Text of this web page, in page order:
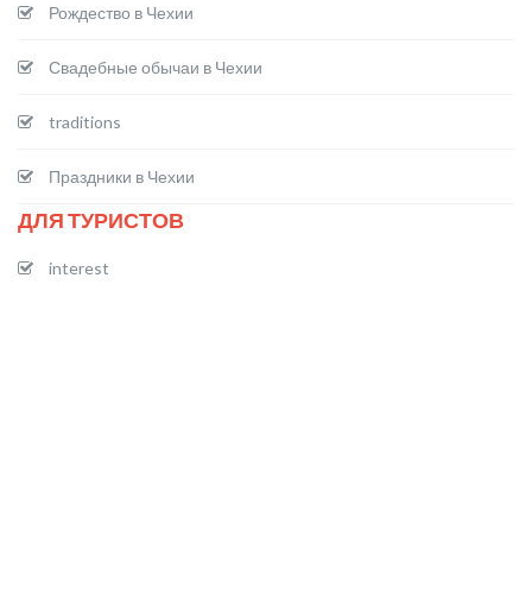
Рождество в Чехии
Свадебные обычаи в Чехии
traditions
Праздники в Чехии
ДЛЯ ТУРИСТОВ
interest